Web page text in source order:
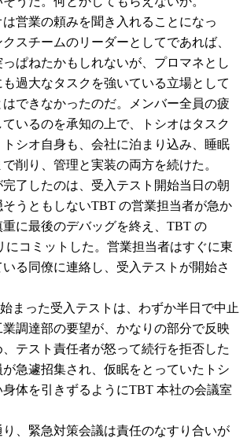
営業の頼みを聞き入れることになっ
スチームのリーダーとしてであれば、
ぱねたかもしれないが、プロマネとし
過大なタスクを強いている立場として
できなかったのだ。メンバー全員の疲
いるのを承知の上で、トシオはタスク
シオ自身も、会社に泊まり込み、睡眠
削り、管理と実装の両方を続けた。
了したのは、受入テスト開始当日の朝
うともしないTBT の営業担当者が急か
に最後のデバッグを終え、TBT の
にコミットした。営業担当者はすぐに東
る同僚に連絡し、受入テストが開始さ
まった受入テストは、わずか半日で中止
調達部の要望が、かなりの部分で反映
テスト責任者が怒って続行を拒否した
急遽招集され、仮眠をとっていたトシ
体を引きずるようにTBT 本社の会議室
、緊急対策会議は責任のなすり合いが